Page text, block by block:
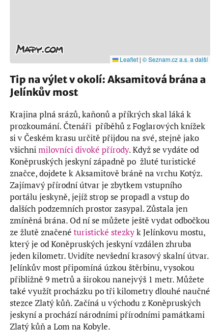
Leaflet | © Seznam.cz a.s. a další
Tip na výlet v okolí: Aksamitová brána a
Jelínkův most
Krajina plná srázů, kaňonů a příkrých skal láká k
prozkoumání. Čtenáři příběhů z Foglarových knížek
si v Českém krasu určitě přijdou na své, stejně jako
všichnimilovníci divoké přírody. Když se vydáte od
Koněpruských jeskyní západně po žluté turistické
značce, dojdete k Aksamitově bráně na vrchu Kotýz.
Zajímavý přírodní útvar je zbytkem vstupního
portálu jeskyně, jejíž strop se propadl a vstup do
dalších podzemních prostor zasypal. Zůstala jen
zmíněná brána. Od ní se můžete ještě vydat odbočkou
ze žlutě značené turistické stezkyk Jelínkovu mostu,
který je od Koněpruských jeskyní vzdálen zhruba
jeden kilometr. Uvidíte nevšední krasový skalní útvar.
Jelínkův most připomíná úzkou štěrbinu, vysokou
přibližně 9 metrů a širokou nanejvýš 1 metr. Můžete
také využít procházku po tři kilometry dlouhé naučné
stezce Zlatý kůň. Začíná u východu z Koněpruských
jeskyní a prochází národními přírodními památkami
Zlatý kůň a Lom na Kobyle.